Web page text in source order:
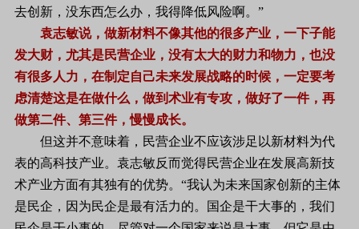
去创新，没东西怎么办，我得降低风险啊。”
袁志敏说，做新材料不像其他的很多产业，一下子能
发大财，尤其是民营企业，没有太大的财力和物力，也没
有很多人力，在制定自己未来发展战略的时候，一定要考
虑清楚这是在做什么，做到术业有专攻，做好了一件，再
做第二件、第三件，慢慢成长。
但这并不意味着，民营企业不应该涉足以新材料为代
表的高科技产业。袁志敏反而觉得民营企业在发展高新技
术产业方面有其独有的优势。“我认为未来国家创新的主体
是民企，因为民企是最有活力的。国企是干大事的，我们